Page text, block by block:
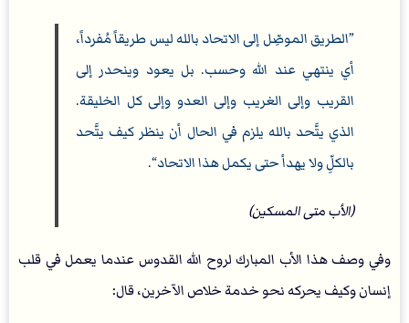
”الطريق الموصِّل إلى الاتحاد بالله ليس طريقاً مُفرداً،
أي ينتهي عند الله وحسب. بل يعود وينحدر إلى
القريب وإلى الغريب وإلى العدو وإلى كل الخليقة.
الذي يتَّحد بالله يلزم في الحال أن ينظر كيف يتَّحد
بالكلِّ ولا يهدأ حتى يكمل هذا الاتحاد“.
(الأب متى المسكين)
وفي وصف هذا الأب المبارك لروح الله القدوس عندما يعمل في قلب
إنسان وكيف يحركه نحو خدمة خلاص الآخرين، قال: